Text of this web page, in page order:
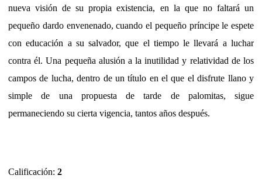
nueva visión de su propia existencia, en la que no faltará un
pequeño dardo envenenado, cuando el pequeño príncipe le espete
con educación a su salvador, que el tiempo le llevará a luchar
contra él. Una pequeña alusión a la inutilidad y relatividad de los
campos de lucha, dentro de un título en el que el disfrute llano y
simple de una propuesta de tarde de palomitas, sigue
permaneciendo su cierta vigencia, tantos años después.
Calificación: 2